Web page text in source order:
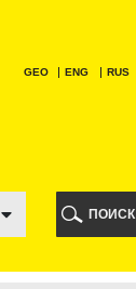
GEO ENG RUS
ПОИСК